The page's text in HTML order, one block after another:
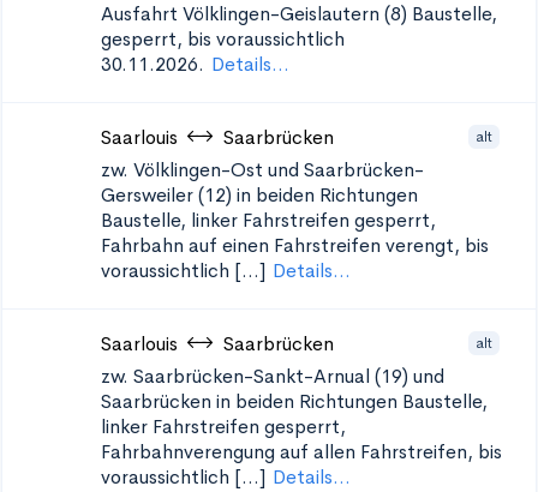
Ausfahrt Völklingen-Geislautern (8) Baustelle,
gesperrt, bis voraussichtlich
30.11.2026. Details...
Saarlouis Saarbrücken alt
zw. Völklingen-Ost und Saarbrücken-
Gersweiler (12) in beiden Richtungen
Baustelle, linker Fahrstreifen gesperrt,
Fahrbahn auf einen Fahrstreifen verengt, bis
voraussichtlich [...] Details...
Saarlouis Saarbrücken alt
zw. Saarbrücken-Sankt-Arnual (19) und
Saarbrücken in beiden Richtungen Baustelle,
linker Fahrstreifen gesperrt,
Fahrbahnverengung auf allen Fahrstreifen, bis
voraussichtlich [...] Details...